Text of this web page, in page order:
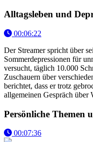
Alltagsleben und
00:06:22
Der Streamer spricht über
Sommerdepressionen für
versucht, täglich 10.000
Zuschauern über
berichtet, dass er trotz
allgemeinen Gespräch über
Persönliche Themen
00:07:36